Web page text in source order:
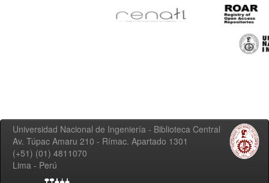
Universidad Nacional de Ingeniería - Biblioteca Central
Av. Túpac Amaru 210 - Rímac. Apartado 1301
(+51) (01) 4811070
Lima - Perú